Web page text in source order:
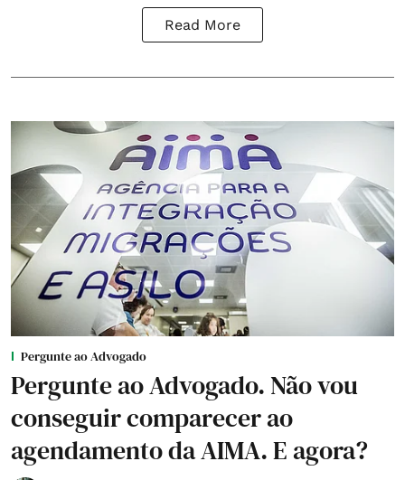
Read More
Pergunte ao Advogado
Pergunte ao Advogado. Não vou
conseguir comparecer ao
agendamento da AIMA. E agora?